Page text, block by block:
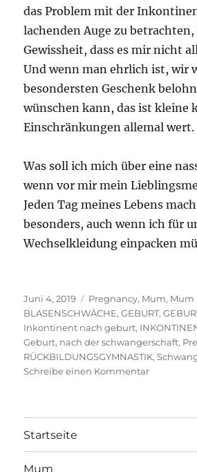
das Problem mit der
lachenden Auge zu betrachten,
Gewissheit, dass es mir nicht
Und wenn man ehrlich ist, wir
besondersten Geschenk
wünschen kann, das ist kleine
Einschränkungen allemal wert.
Was soll ich mich über eine
wenn vor mir mein
Jeden Tag meines Lebens
besonders, auch wenn ich für
Wechselkleidung einpacken
Veröffentlicht
am
Juni 4, 2019 Kategorien
Pregnancy, Mum, Mum
BLASENSCHWÄCHE,GEBURT,
Inkontinent nach geburt,
Geburt, nach der schwangerschaft,
RÜCKBILDUNGSGYMNASTIK,
Schreibe einen Kommentarzu
Startseite
Mum